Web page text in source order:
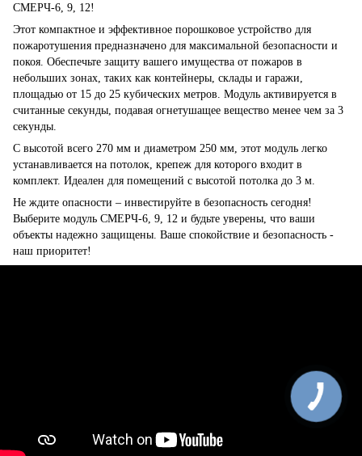
СМЕРЧ-6, 9, 12!
Этот компактное и эффективное порошковое устройство для
пожаротушения предназначено для максимальной безопасности и
покоя. Обеспечьте защиту вашего имущества от пожаров в
небольших зонах, таких как контейнеры, склады и гаражи,
площадью от 15 до 25 кубических метров. Модуль активируется в
считанные секунды, подавая огнетушащее вещество менее чем за 3
секунды.
С высотой всего 270 мм и диаметром 250 мм, этот модуль легко
устанавливается на потолок, крепеж для которого входит в
комплект. Идеален для помещений с высотой потолка до 3 м.
Не ждите опасности – инвестируйте в безопасность сегодня!
Выберите модуль СМЕРЧ-6, 9, 12 и будьте уверены, что ваши
объекты надежно защищены. Ваше спокойствие и безопасность -
наш приоритет!